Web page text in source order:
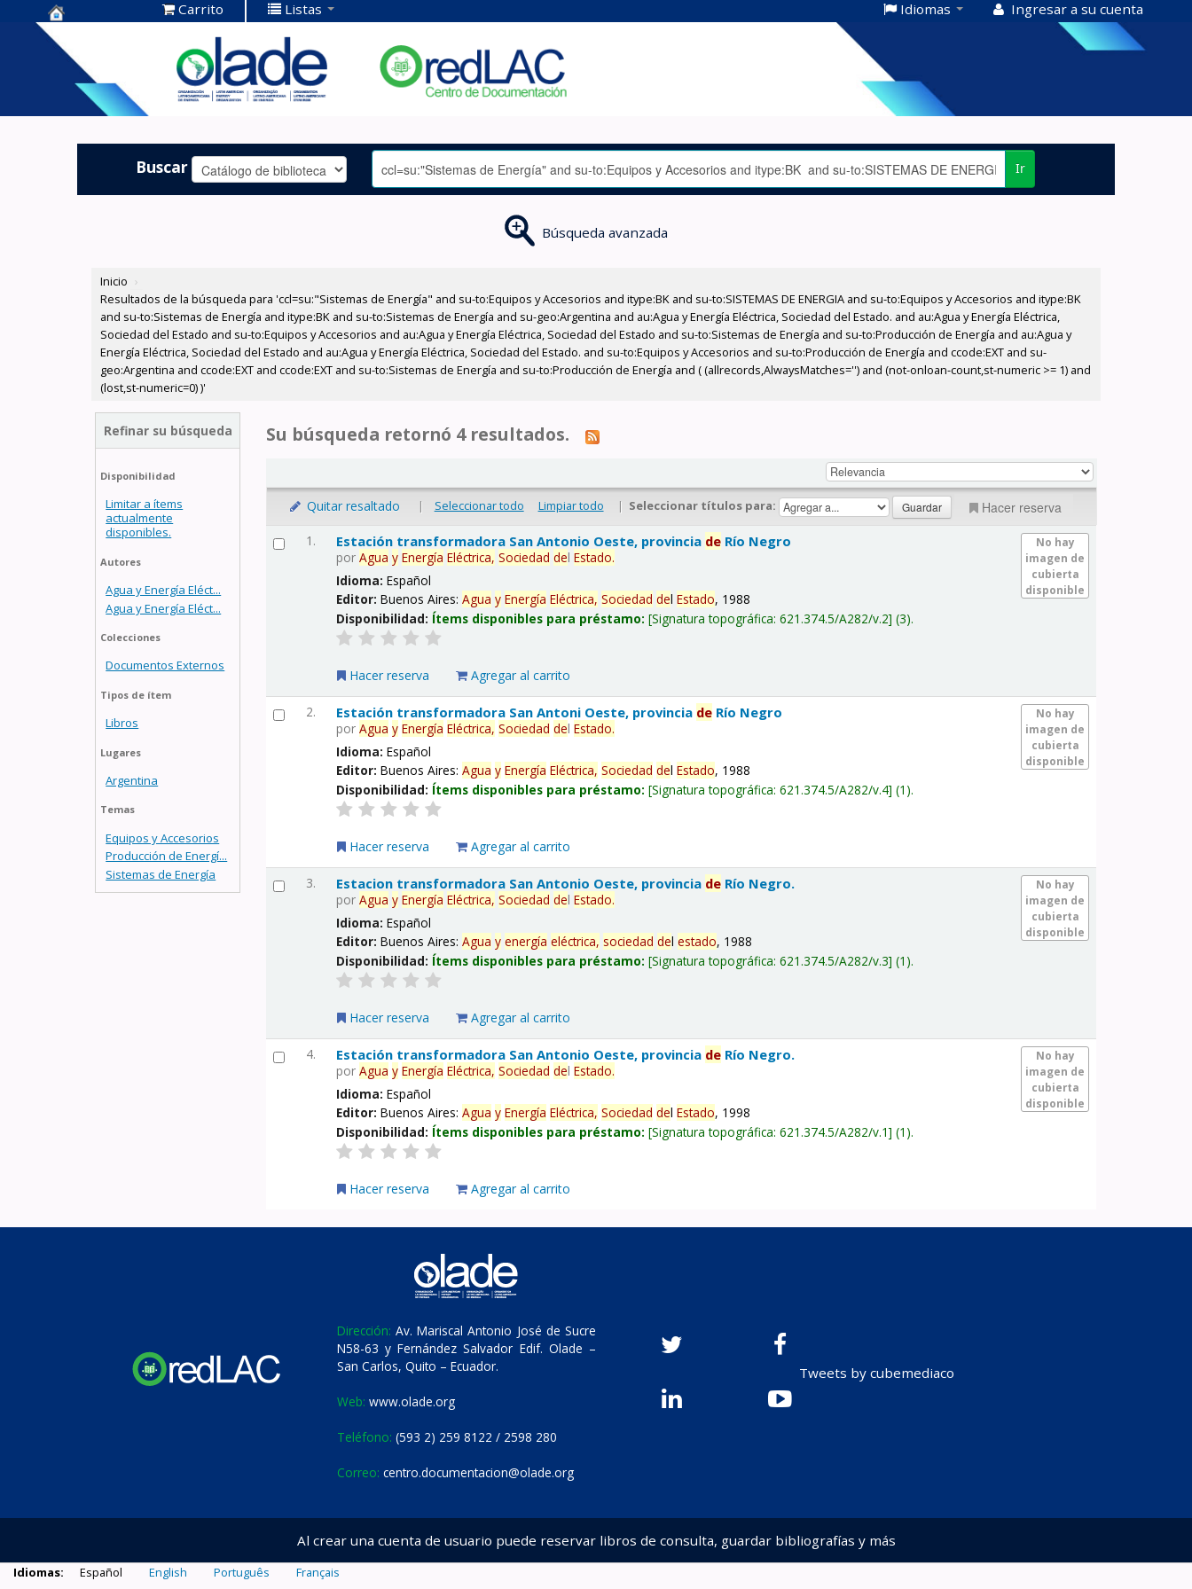
Centro de
Documentación
OLADE -
Carrito Listas Idiomas Ingresar a su cuenta
Buscar Ir
Búsqueda avanzada
Inicio ›
Resultados de la búsqueda para 'ccl=su:"Sistemas de Energía" and su-to:Equipos y Accesorios and itype:BK and su-to:SISTEMAS DE ENERGIA and su-to:Equipos y Accesorios and itype:BK
and su-to:Sistemas de Energía and itype:BK and su-to:Sistemas de Energía and su-geo:Argentina and au:Agua y Energía Eléctrica, Sociedad del Estado. and au:Agua y Energía Eléctrica,
Sociedad del Estado and su-to:Equipos y Accesorios and au:Agua y Energía Eléctrica, Sociedad del Estado and su-to:Sistemas de Energía and su-to:Producción de Energía and au:Agua y
Energía Eléctrica, Sociedad del Estado and au:Agua y Energía Eléctrica, Sociedad del Estado. and su-to:Equipos y Accesorios and su-to:Producción de Energía and ccode:EXT and su-
geo:Argentina and ccode:EXT and ccode:EXT and su-to:Sistemas de Energía and su-to:Producción de Energía and ( (allrecords,AlwaysMatches='') and (not-onloan-count,st-numeric >= 1) and
(lost,st-numeric=0) )'
Refinar su búsqueda
Disponibilidad
Limitar a ítems
actualmente
disponibles.
Autores
Agua y Energía Eléct...
Agua y Energía Eléct...
Colecciones
Documentos Externos
Tipos de ítem
Libros
Lugares
Argentina
Temas
Equipos y Accesorios
Producción de Energí...
Sistemas de Energía
Su búsqueda retornó 4 resultados.
Quitar resaltado | Seleccionar todo Limpiar todo | Seleccionar títulos para: Hacer reserva
1.
No hay
imagen de
cubierta
disponible
Estación transformadora San Antonio Oeste, provincia de Río Negro
porAgua y Energía Eléctrica, Sociedad delEstado.
Idioma:Español
Editor:Buenos Aires:Agua y Energía Eléctrica, Sociedad delEstado, 1988
Disponibilidad: Ítems disponibles para préstamo: Signatura topográfica:621.374.5/A282/v.2 (3).
Hacer reserva Agregar al carrito
2.
No hay
imagen de
cubierta
disponible
Estación transformadora San Antoni Oeste, provincia de Río Negro
porAgua y Energía Eléctrica, Sociedad delEstado.
Idioma:Español
Editor:Buenos Aires:Agua y Energía Eléctrica, Sociedad delEstado, 1988
Disponibilidad: Ítems disponibles para préstamo: Signatura topográfica:621.374.5/A282/v.4 (1).
Hacer reserva Agregar al carrito
3.
No hay
imagen de
cubierta
disponible
Estacion transformadora San Antonio Oeste, provincia de Río Negro.
porAgua y Energía Eléctrica, Sociedad delEstado.
Idioma:Español
Editor:Buenos Aires:Agua y energía eléctrica, sociedad delestado, 1988
Disponibilidad: Ítems disponibles para préstamo: Signatura topográfica:621.374.5/A282/v.3 (1).
Hacer reserva Agregar al carrito
4.
No hay
imagen de
cubierta
disponible
Estación transformadora San Antonio Oeste, provincia de Río Negro.
porAgua y Energía Eléctrica, Sociedad delEstado.
Idioma:Español
Editor:Buenos Aires:Agua y Energía Eléctrica, Sociedad delEstado, 1998
Disponibilidad: Ítems disponibles para préstamo: Signatura topográfica:621.374.5/A282/v.1 (1).
Hacer reserva Agregar al carrito
Dirección: Av. Mariscal Antonio José de Sucre
N58-63 y Fernández Salvador Edif. Olade –
San Carlos, Quito – Ecuador.
Web: www.olade.org
Teléfono: (593 2) 259 8122 / 2598 280
Correo: centro.documentacion@olade.org
Tweets by cubemediaco
Al crear una cuenta de usuario puede reservar libros de consulta, guardar bibliografías y más
Idiomas: Español English Português Français